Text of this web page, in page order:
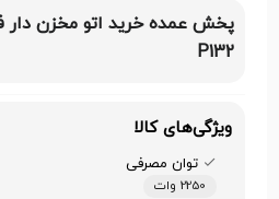
P132
ویژگی‌های کالا
توان مصرفی
2250 وات